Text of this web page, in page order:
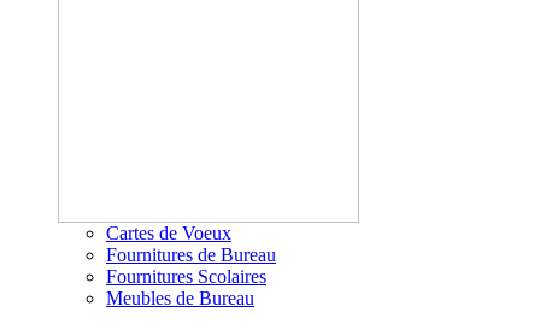
Cartes de Voeux
Fournitures de Bureau
Fournitures Scolaires
Meubles de Bureau